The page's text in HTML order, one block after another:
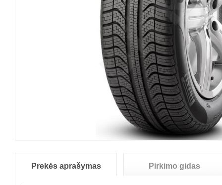
Prekės aprašymas Pirkimo gidas